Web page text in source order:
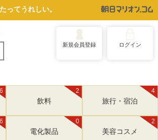
ってうれしい。
新規会員登録 ログイン
6 2
飲料
4
旅行・宿泊
6 0
電化製品
2
美容コスメ